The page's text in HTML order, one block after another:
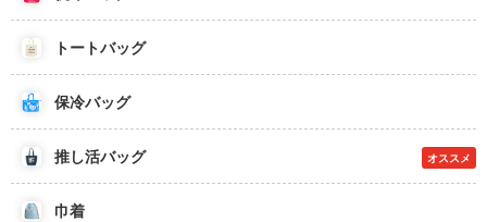
トートバッグ
保冷バッグ
推し活バッグ オススメ
巾着